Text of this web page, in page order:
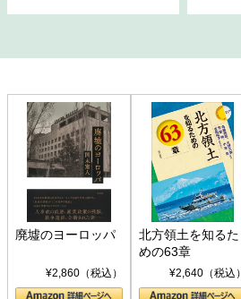
廃墟のヨーロッパ
¥2,860（税込）
北方領土を知るた
めの63章
¥2,640（税込）